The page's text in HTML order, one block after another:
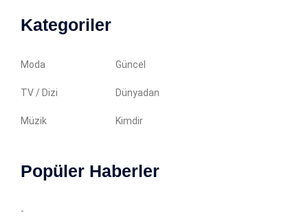
Kategoriler
Moda Güncel
TV / Dizi Dünyadan
Müzik Kimdir
Popüler Haberler
-